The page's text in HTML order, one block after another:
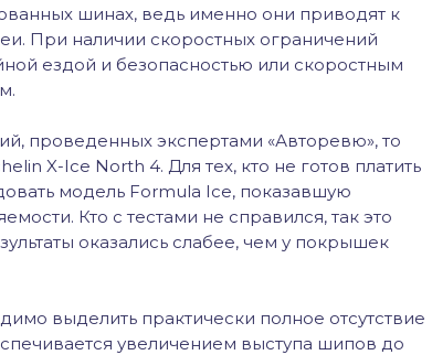
шинах, ведь именно они приводят к
При наличии скоростных ограничений
ездой и безопасностью или скоростным
проведенных экспертами «Авторевю», то
X-Ice North 4. Для тех, кто не готов платить
модель Formula Ice, показавшую
Кто с тестами не справился, так это
оказались слабее, чем у покрышек
выделить практически полное отсутствие
увеличением выступа шипов до